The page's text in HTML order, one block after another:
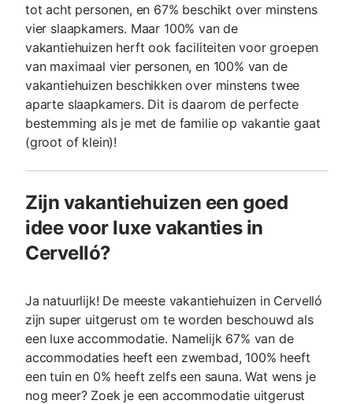
tot acht personen, en 67% beschikt over minstens
vier slaapkamers. Maar 100% van de
vakantiehuizen herft ook faciliteiten voor groepen
van maximaal vier personen, en 100% van de
vakantiehuizen beschikken over minstens twee
aparte slaapkamers. Dit is daarom de perfecte
bestemming als je met de familie op vakantie gaat
(groot of klein)!
Zijn vakantiehuizen een goed
idee voor luxe vakanties in
Cervelló?
Ja natuurlijk! De meeste vakantiehuizen in Cervelló
zijn super uitgerust om te worden beschouwd als
een luxe accommodatie. Namelijk 67% van de
accommodaties heeft een zwembad, 100% heeft
een tuin en 0% heeft zelfs een sauna. Wat wens je
nog meer? Zoek je een accommodatie uitgerust